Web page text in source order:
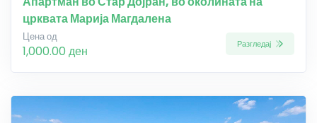
црквата Марија Магдалена
Цена од
1,000.00 ден Разгледај